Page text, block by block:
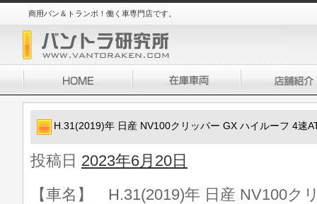
商用バン＆トランポ！働く車専門店です。
H.31(2019)年 日産 NV100クリッパー GX ハイルーフ 4速
投稿日 2023年6月20日
【車名】 H.31(2019)年 日産 NV100ク